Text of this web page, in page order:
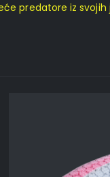
predatore iz svojih